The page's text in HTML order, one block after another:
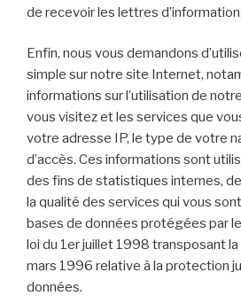
de recevoir les lettres d’information.
Enfin, nous vous demandons
simple sur notre site Internet,
informations sur l’utilisation de
vous visitez et les services que
votre adresse IP, le type de votre
d’accès. Ces informations sont
des fins de statistiques internes,
la qualité des services qui vous
bases de données protégées par
loi du 1er juillet 1998 transposant
mars 1996 relative à la protection
données.